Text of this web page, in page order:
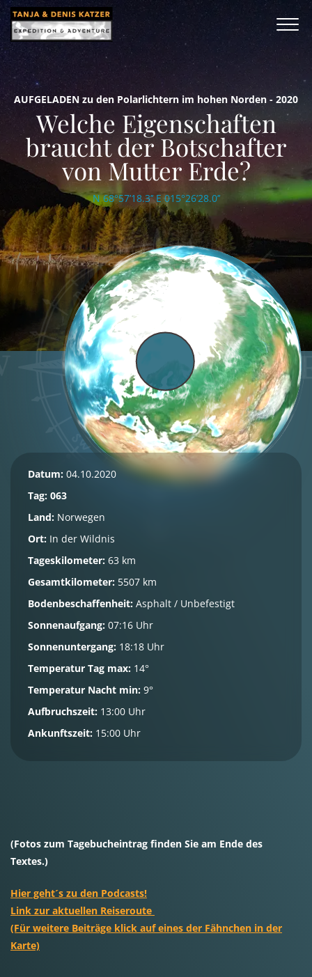
AUFGELADEN zu den Polarlichtern im hohen Norden - 2020
Welche Eigenschaften
braucht der Botschafter
von Mutter Erde?
N 68°57’18.3’’ E 015°26’28.0’’
Datum: 04.10.2020
Tag: 063
Land: Norwegen
Ort: In der Wildnis
Tageskilometer: 63 km
Gesamtkilometer: 5507 km
Bodenbeschaffenheit: Asphalt / Unbefestigt
Sonnenaufgang: 07:16 Uhr
Sonnenuntergang: 18:18 Uhr
Temperatur Tag max: 14°
Temperatur Nacht min: 9°
Aufbruchszeit: 13:00 Uhr
Ankunftszeit: 15:00 Uhr
(Fotos zum Tagebucheintrag finden Sie am Ende des
Textes.)
Hier geht´s zu den Podcasts!
Link zur aktuellen Reiseroute
(Für weitere Beiträge klick auf eines der Fähnchen in der
Karte)